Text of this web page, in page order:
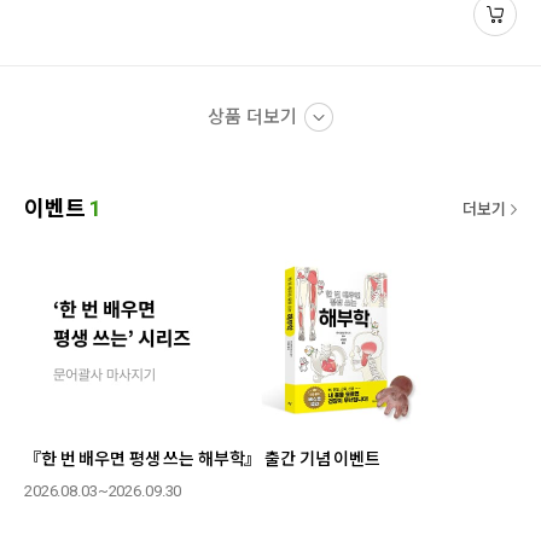
상품 더보기
이벤트 1 더보기
『한 번 배우면 평생 쓰는 해부학』 출간 기념 이벤트
2026.08.03~2026.09.30